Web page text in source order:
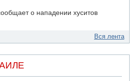
о нападении хуситов
в стрельбе по
Вся лента